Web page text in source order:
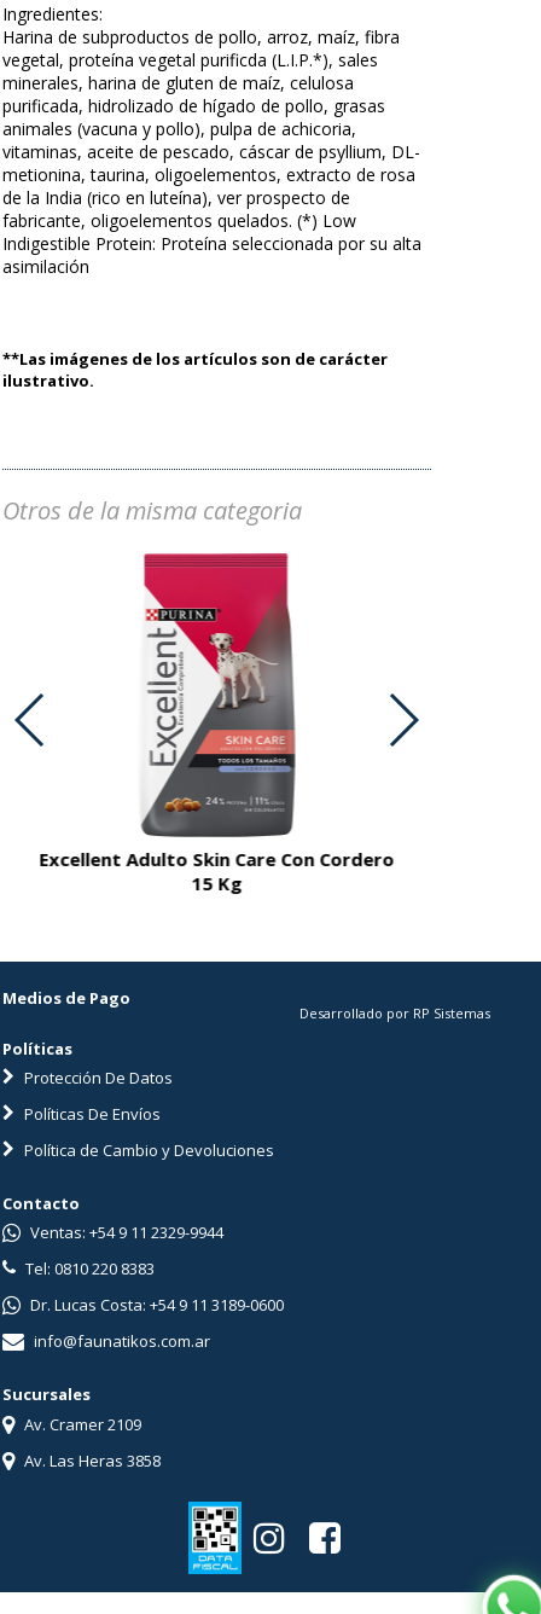
Ingredientes:
Harina de subproductos de pollo, arroz, maíz, fibra
vegetal, proteína vegetal purificda (L.I.P.*), sales
minerales, harina de gluten de maíz, celulosa
purificada, hidrolizado de hígado de pollo, grasas
animales (vacuna y pollo), pulpa de achicoria,
vitaminas, aceite de pescado, cáscar de psyllium, DL-
metionina, taurina, oligoelementos, extracto de rosa
de la India (rico en luteína), ver prospecto de
fabricante, oligoelementos quelados. (*) Low
Indigestible Protein: Proteína seleccionada por su alta
asimilación
**Las imágenes de los artículos son de carácter
ilustrativo.
Otros de la misma categoria
Excellent Adulto Skin Care Con Cordero
15 Kg
Medios de Pago
Políticas
Protección De Datos
Políticas De Envíos
Política de Cambio y Devoluciones
Desarrollado por RP Sistemas
Contacto
Ventas: +54 9 11 2329-9944
Tel: 0810 220 8383
Dr. Lucas Costa: +54 9 11 3189-0600
info@faunatikos.com.ar
Sucursales
Av. Cramer 2109
Av. Las Heras 3858